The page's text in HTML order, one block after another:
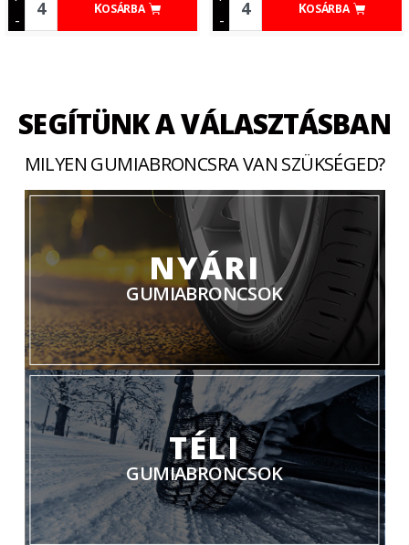
-
KOSÁRBA
-
KOSÁRBA
SEGÍTÜNK A VÁLASZTÁSBAN
MILYEN GUMIABRONCSRA VAN SZÜKSÉGED?
NYÁRI
GUMIABRONCSOK
TÉLI
GUMIABRONCSOK